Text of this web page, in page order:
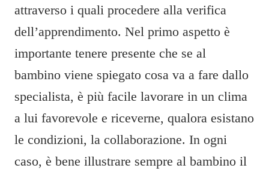
attraverso i quali procedere alla verifica
dell’apprendimento. Nel primo aspetto è
importante tenere presente che se al
bambino viene spiegato cosa va a fare dallo
specialista, è più facile lavorare in un clima
a lui favorevole e riceverne, qualora esistano
le condizioni, la collaborazione. In ogni
caso, è bene illustrare sempre al bambino il